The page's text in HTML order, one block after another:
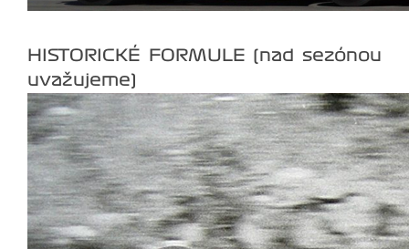
HISTORICKÉ FORMULE (nad sezónou
uvažujeme)